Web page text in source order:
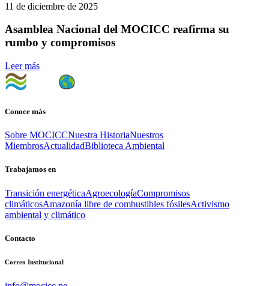
11 de diciembre de 2025
Asamblea Nacional del MOCICC reafirma su
rumbo y compromisos
Leer más
Conoce más
Sobre MOCICCNuestra HistoriaNuestros
MiembrosActualidadBiblioteca Ambiental
Trabajamos en
Transición energéticaAgroecologíaCompromisos
climáticosAmazonía libre de combustibles fósilesActivismo
ambiental y climático
Contacto
Correo Institucional